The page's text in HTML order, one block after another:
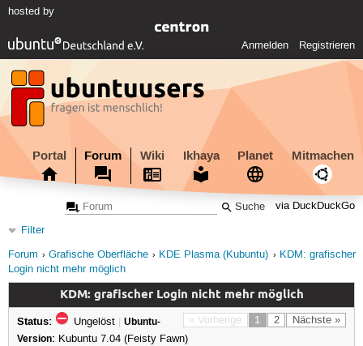
hosted by
Anmelden Registrieren
Portal Forum Wiki Ikhaya Planet Mitmachen
via DuckDuckGo
Filter
Forum
Grafische Oberfläche KDE Plasma (Kubuntu)
KDM: grafischer
Login nicht mehr möglich
KDM: grafischer Login nicht mehr möglich
« Vorherige 1 2 Nächste »
Status: Ungelöst | Ubuntu-
Version: Kubuntu 7.04 (Feisty Fawn)